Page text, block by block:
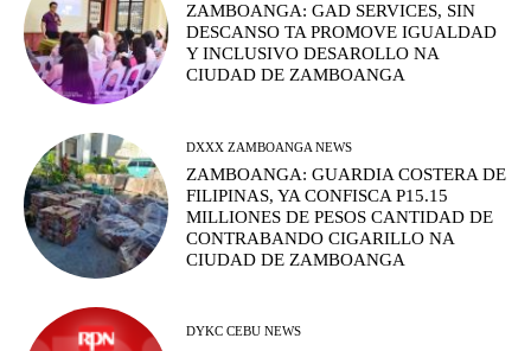
ZAMBOANGA: GAD SERVICES, SIN
DESCANSO TA PROMOVE IGUALDAD
Y INCLUSIVO DESAROLLO NA
CIUDAD DE ZAMBOANGA
DXXX ZAMBOANGA NEWS
ZAMBOANGA: GUARDIA COSTERA DE
FILIPINAS, YA CONFISCA P15.15
MILLIONES DE PESOS CANTIDAD DE
CONTRABANDO CIGARILLO NA
CIUDAD DE ZAMBOANGA
DYKC CEBU NEWS